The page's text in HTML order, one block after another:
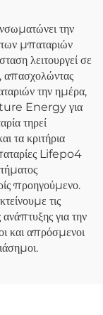
την
των μπαταριών
λειτουργεί σε
την ημέρα,
Energy για
τηρεί
τα κριτήρια
Lifepo4
προηγούμενο.
τις
για την
και απρόσμενοι